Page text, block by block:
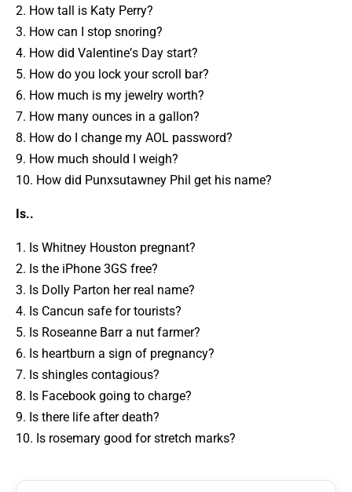
2. How tall is Katy Perry?
3. How can I stop snoring?
4. How did Valentine’s Day start?
5. How do you lock your scroll bar?
6. How much is my jewelry worth?
7. How many ounces in a gallon?
8. How do I change my AOL password?
9. How much should I weigh?
10. How did Punxsutawney Phil get his name?
Is..
1. Is Whitney Houston pregnant?
2. Is the iPhone 3GS free?
3. Is Dolly Parton her real name?
4. Is Cancun safe for tourists?
5. Is Roseanne Barr a nut farmer?
6. Is heartburn a sign of pregnancy?
7. Is shingles contagious?
8. Is Facebook going to charge?
9. Is there life after death?
10. Is rosemary good for stretch marks?